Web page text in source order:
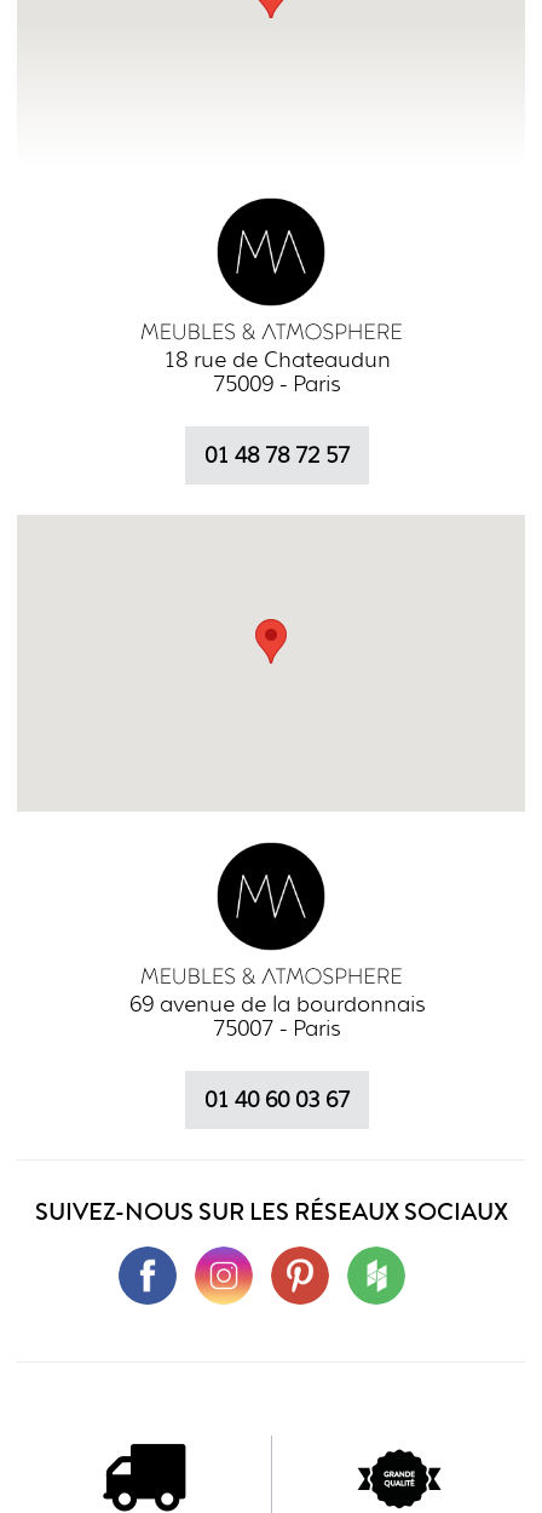
18 rue de Chateaudun
75009 - Paris
01 48 78 72 57
69 avenue de la bourdonnais
75007 - Paris
01 40 60 03 67
SUIVEZ-NOUS SUR LES RÉSEAUX SOCIAUX